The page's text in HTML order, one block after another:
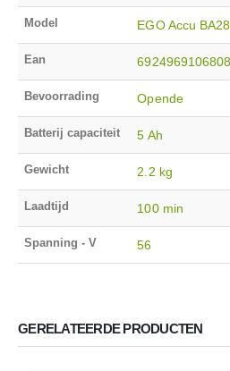
Model EGO Accu
Ean 6924969106808
Bevoorrading Opende
Batterij capaciteit 5 Ah
Gewicht 2.2 kg
Laadtijd 100 min
Spanning - V 56
GERELATEERDE PRODUCTEN